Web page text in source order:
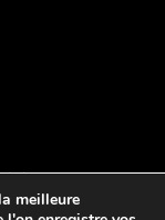
à consommer
meilleure